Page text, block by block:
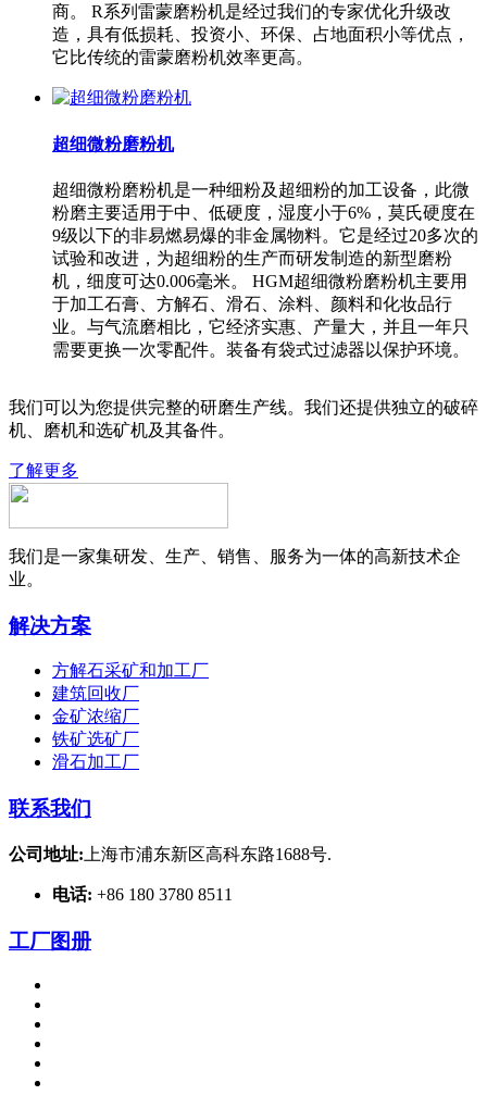
商。 R系列雷蒙磨粉机是经过我们的专家优化升级改
造，具有低损耗、投资小、环保、占地面积小等优点，
它比传统的雷蒙磨粉机效率更高。
超细微粉磨粉机
超细微粉磨粉机是一种细粉及超细粉的加工设备，此微
粉磨主要适用于中、低硬度，湿度小于6%，莫氏硬度在
9级以下的非易燃易爆的非金属物料。它是经过20多次的
试验和改进，为超细粉的生产而研发制造的新型磨粉
机，细度可达0.006毫米。 HGM超细微粉磨粉机主要用
于加工石膏、方解石、滑石、涂料、颜料和化妆品行
业。与气流磨相比，它经济实惠、产量大，并且一年只
需要更换一次零配件。装备有袋式过滤器以保护环境。
我们可以为您提供完整的研磨生产线。我们还提供独立的破碎
机、磨机和选矿机及其备件。
了解更多
我们是一家集研发、生产、销售、服务为一体的高新技术企
业。
解决方案
方解石采矿和加工厂
建筑回收厂
金矿浓缩厂
铁矿选矿厂
滑石加工厂
联系我们
公司地址: 上海市浦东新区高科东路1688号.
电话: +86 180 3780 8511
工厂图册